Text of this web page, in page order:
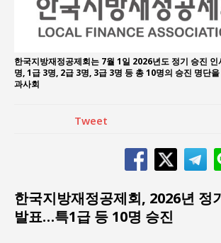
강산건설 박재윤 강제추행
한국지방재정공제회는 7월 1일 2026년도 정기 승진
명, 1급 3명, 2급 3명, 3급 3명 등 총 10명의 승진 명단
과사회
Tweet
한국지방재정공제회, 2026년 정
발표…특1급 등 10명 승진